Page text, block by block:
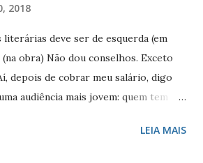
2018
literárias deve ser de esquerda (em
obra) Não dou conselhos. Exceto
depois de cobrar meu salário, digo
audiência mais jovem: quem tem
Em público, persiste ainda aLEIA MAIS